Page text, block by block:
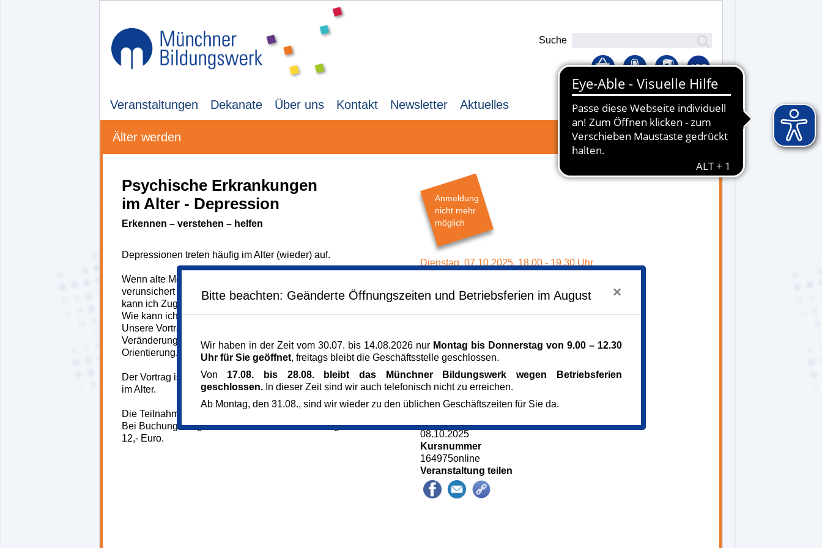
Suche
Veranstaltungen Dekanate Über uns Kontakt Newsletter Aktuelles Lernplattform
Älter werden
Psychische Erkrankungen
im Alter - Depression
Erkennen – verstehen – helfen
Depressionen treten häufig im Alter (wieder) auf.
Wenn alte Menschen sich plötzlich psychisch verändern,
verunsichert das An- und Zugehörige. Was geht vor? Wie
kann ich Zugang zu dem betroffenen Menschen finden?
Wie kann ich helfen? Wo gibt es Hilfe und Unterstützung?
Unsere Vorträge vermitteln Wissen rund um psychische
Veränderungen im Alter. Sie geben Sicherheit und
Orientierung.
Der Vortrag ist Teil der Reihe Psychische Erkrankungen
im Alter.
Die Teilnahmegebühr für diesen Vortrag beträgt 4,- Euro.
Bei Buchung der ganzen Reihe ist die Teilnahmegebühr
12,- Euro.
Anmeldung
nicht mehr
möglich
Dienstag, 07.10.2025, 18.00 - 19.30 Uhr
Sorge und Pflege
4 €
Referent_in
Julia Seeger .
Dipl. Psychologin
Hannah Bergsteiner
08.10.2025
Kursnummer
164975online
Veranstaltung teilen
Bitte beachten: Geänderte Öffnungszeiten und Betriebsferien im August ×
Wir haben in der Zeit vom 30.07. bis 14.08.2026 nur Montag bis Donnerstag von 9.00 – 12.30
Uhr für Sie geöffnet, freitags bleibt die Geschäftsstelle geschlossen.
Von 17.08. bis 28.08. bleibt das Münchner Bildungswerk wegen Betriebsferien
geschlossen.In dieser Zeit sind wir auch telefonisch nicht zu erreichen.
Ab Montag, den 31.08., sind wir wieder zu den üblichen Geschäftszeiten für Sie da.